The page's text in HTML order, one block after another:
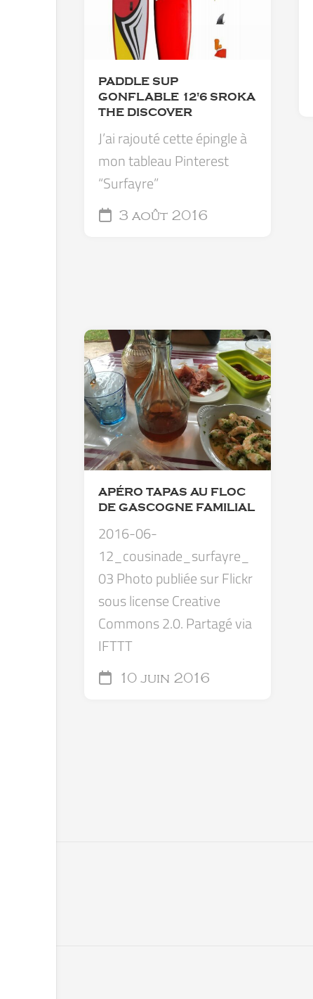
PADDLE SUP
GONFLABLE 12'6 SROKA
THE DISCOVER
J’ai rajouté cette épingle à
mon tableau Pinterest
“Surfayre”
3 août 2016
APÉRO TAPAS AU FLOC
DE GASCOGNE FAMILIAL
2016-06-
12_cousinade_surfayre_
03 Photo publiée sur Flickr
sous license Creative
Commons 2.0. Partagé via
IFTTT
10 juin 2016